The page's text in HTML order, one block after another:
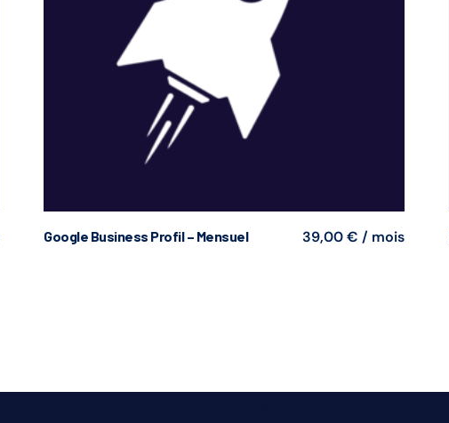
Google Business Profil – Mensuel 39,00€ / mois